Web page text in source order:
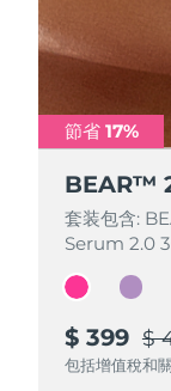
節省 17%
BEAR™
套装包含:
Serum 2.0
$ 399 $
包括增值稅和
節省 17%
BEAR™
套装包含:
Serum 2.0
$ 399 $
包括增值稅和
節省 17%
BEAR™
套装包含:
Serum 2.0
$ 399 $
包括增值稅和
羅馬尼亞
新加坡
斯洛伐克
斯洛維尼亞